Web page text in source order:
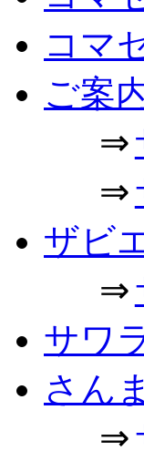
コマ
ご案
⇒
⇒
ザビ
⇒
サワ
さん
⇒